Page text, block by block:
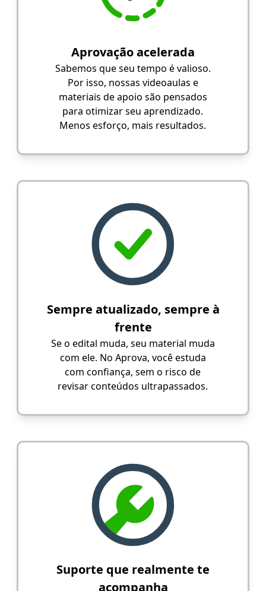
Aprovação acelerada
Sabemos que seu tempo é valioso.
Por isso, nossas videoaulas e
materiais de apoio são pensados
para otimizar seu aprendizado.
Menos esforço, mais resultados.
Sempre atualizado, sempre à
frente
Se o edital muda, seu material muda
com ele. No Aprova, você estuda
com confiança, sem o risco de
revisar conteúdos ultrapassados.
Suporte que realmente te
acompanha